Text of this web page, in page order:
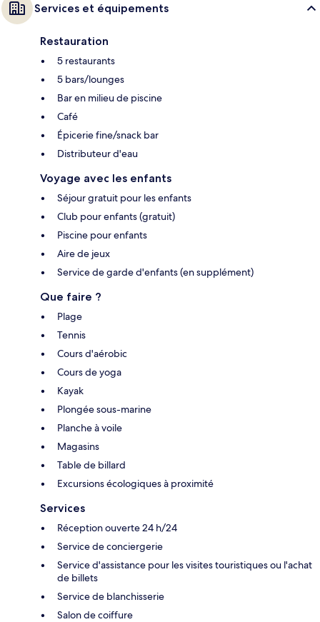
Services et équipements
Restauration
5 restaurants
5 bars/lounges
Bar en milieu de piscine
Café
Épicerie fine/snack bar
Distributeur d'eau
Voyage avec les enfants
Séjour gratuit pour les enfants
Club pour enfants (gratuit)
Piscine pour enfants
Aire de jeux
Service de garde d'enfants (en supplément)
Que faire ?
Plage
Tennis
Cours d'aérobic
Cours de yoga
Kayak
Plongée sous-marine
Planche à voile
Magasins
Table de billard
Excursions écologiques à proximité
Services
Réception ouverte 24 h/24
Service de conciergerie
Service d'assistance pour les visites touristiques ou l'achat
de billets
Service de blanchisserie
Salon de coiffure